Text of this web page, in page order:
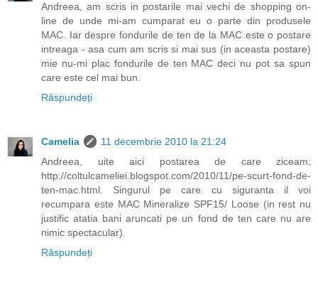
Andreea, am scris in postarile mai vechi de shopping on-
line de unde mi-am cumparat eu o parte din produsele
MAC. Iar despre fondurile de ten de la MAC este o postare
intreaga - asa cum am scris si mai sus (in aceasta postare)
mie nu-mi plac fondurile de ten MAC deci nu pot sa spun
care este cel mai bun.
Răspundeți
Camelia
11 decembrie 2010 la 21:24
Andreea, uite aici postarea de care ziceam:
http://coltulcameliei.blogspot.com/2010/11/pe-scurt-fond-de-
ten-mac.html. Singurul pe care cu siguranta il voi
recumpara este MAC Mineralize SPF15/ Loose (in rest nu
justific atatia bani aruncati pe un fond de ten care nu are
nimic spectacular).
Răspundeți